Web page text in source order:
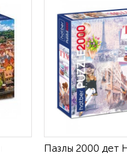
Пазлы 2000 дет